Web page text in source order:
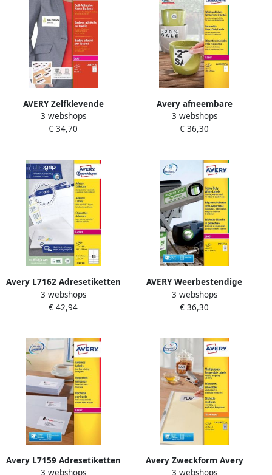
AVERY Zelfklevende
naambadges 80 x 50 mm
Laserprinter wit
3 webshops
€ 34,70
Avery afneembare
weerbestendige etiketten
ft 210 x 297 mm (b x h) wit
3 webshops
€ 36,30
Avery L7162 Adresetiketten
Laser Ultragrip wit 100
vellen 16 per vel 99 1 x 33 9
3 webshops
€ 42,94
AVERY Weerbestendige
etiketten 63 5 x 33 9 mm
wit Laserprinter extra
3 webshops
€ 36,30
Avery L7159 Adresetiketten
3 webshops
Avery Zweckform Avery
3 webshops